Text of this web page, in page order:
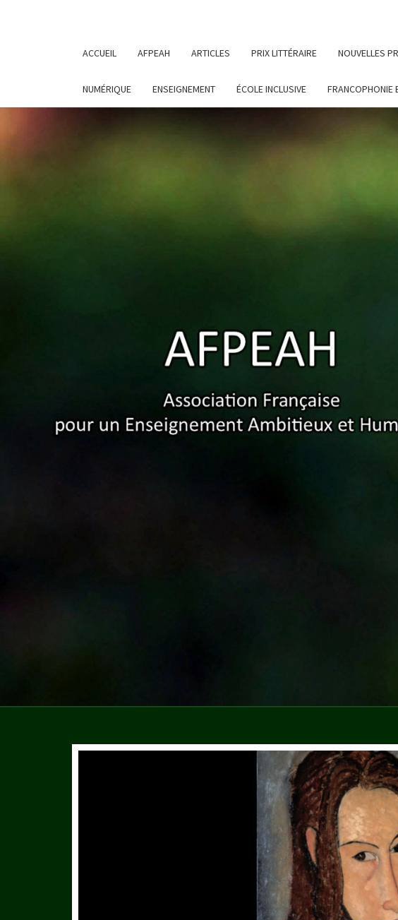
ACCUEIL AFPEAH ARTICLES PRIX LITTÉRAIRE NOUVELLES
NUMÉRIQUE ENSEIGNEMENT ÉCOLE INCLUSIVE FRANCOPHONIE